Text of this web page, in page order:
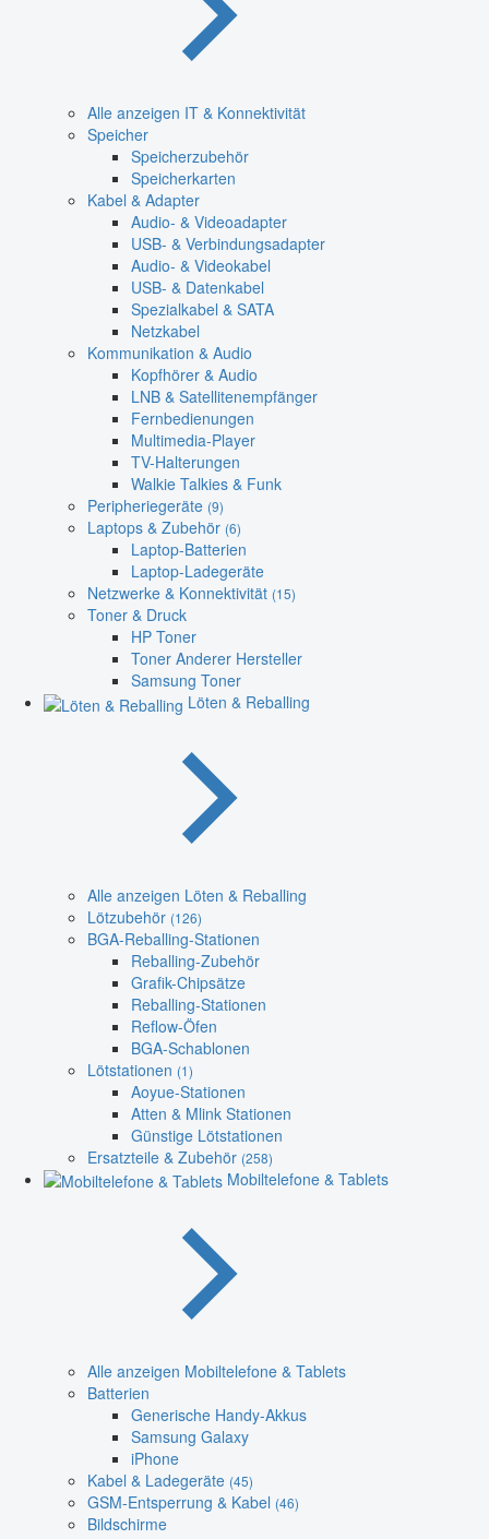
Alle anzeigen IT & Konnektivität
Speicher
Speicherzubehör
Speicherkarten
Kabel & Adapter
Audio- & Videoadapter
USB- & Verbindungsadapter
Audio- & Videokabel
USB- & Datenkabel
Spezialkabel & SATA
Netzkabel
Kommunikation & Audio
Kopfhörer & Audio
LNB & Satellitenempfänger
Fernbedienungen
Multimedia-Player
TV-Halterungen
Walkie Talkies & Funk
Peripheriegeräte (9)
Laptops & Zubehör (6)
Laptop-Batterien
Laptop-Ladegeräte
Netzwerke & Konnektivität (15)
Toner & Druck
HP Toner
Toner Anderer Hersteller
Samsung Toner
Löten & Reballing
Alle anzeigen Löten & Reballing
Lötzubehör (126)
BGA-Reballing-Stationen
Reballing-Zubehör
Grafik-Chipsätze
Reballing-Stationen
Reflow-Öfen
BGA-Schablonen
Lötstationen (1)
Aoyue-Stationen
Atten & Mlink Stationen
Günstige Lötstationen
Ersatzteile & Zubehör (258)
Mobiltelefone & Tablets
Alle anzeigen Mobiltelefone & Tablets
Batterien
Generische Handy-Akkus
Samsung Galaxy
iPhone
Kabel & Ladegeräte (45)
GSM-Entsperrung & Kabel (46)
Bildschirme